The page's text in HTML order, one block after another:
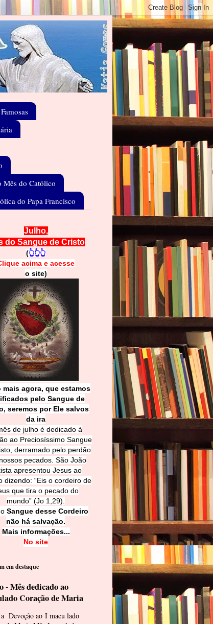
Mês do Católico
do Papa Francisco
Julho,
do Sangue de Cristo
(👆👆👆
acima e acesse
o site)
mais agora, que estamos
pelo Sangue de
seremos por Ele salvos
da ira
de julho é dedicado à
ao Preciosíssimo Sangue
derramado pelo perdão
pecados. São João
apresentou Jesus ao
dizendo: “Eis o cordeiro de
que tira o pecado do
mundo” (Jo 1,29).
Sangue desse Cordeiro
não há salvação.
Mais informações...
No site
em destaque
- Mês dedicado ao
Coração de Maria
Devoção ao I macu lado